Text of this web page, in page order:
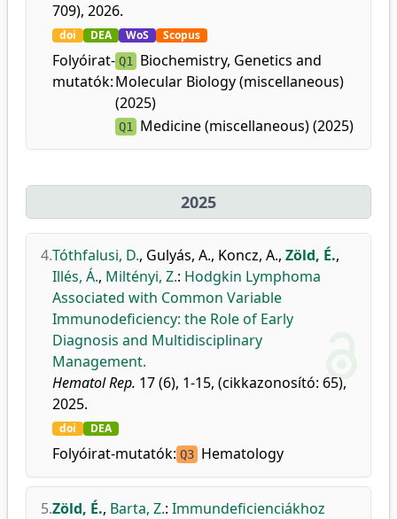
709), 2026.
doi DEA WoS Scopus
Folyóirat-
mutatók:
Q1
Biochemistry, Genetics and
Molecular Biology (miscellaneous)
(2025)
Q1 Medicine (miscellaneous) (2025)
2025
4.Tóthfalusi, D., Gulyás, A., Koncz, A., Zöld, É.,
Illés, Á., Miltényi, Z.: Hodgkin Lymphoma
Associated with Common Variable
Immunodeficiency: the Role of Early
Diagnosis and Multidisciplinary
Management.
Hematol Rep. 17 (6), 1-15, (cikkazonosító: 65),
2025.
doi DEA
Folyóirat-mutatók: Q3 Hematology
5.Zöld, É., Barta, Z.: Immundeficienciákhoz